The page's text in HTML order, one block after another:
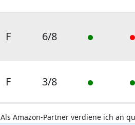
F 6/8
F 3/8
Als Amazon-Partner verdiene ich an